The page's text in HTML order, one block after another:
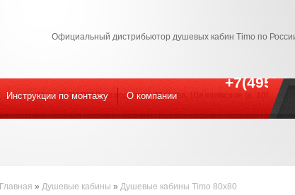
Официальный дистрибьютор душевых кабин Timo по
+7(495)
Наш ШОУ-РУМ! находится : Москва, Щелковское ш. 100к1 С
Инструкции по монтажу O компании
Главная » Душевые кабины » Душевые кабины Timo 80x80